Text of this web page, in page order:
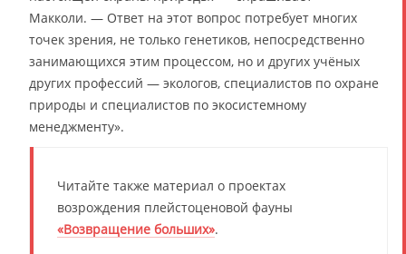
Макколи. — Ответ на этот вопрос потребует многих
точек зрения, не только генетиков, непосредственно
занимающихся этим процессом, но и других учёных
других профессий — экологов, специалистов по охране
природы и специалистов по экосистемному
менеджменту».
Читайте также материал о проектах
возрождения плейстоценовой фауны
«Возвращение больших».